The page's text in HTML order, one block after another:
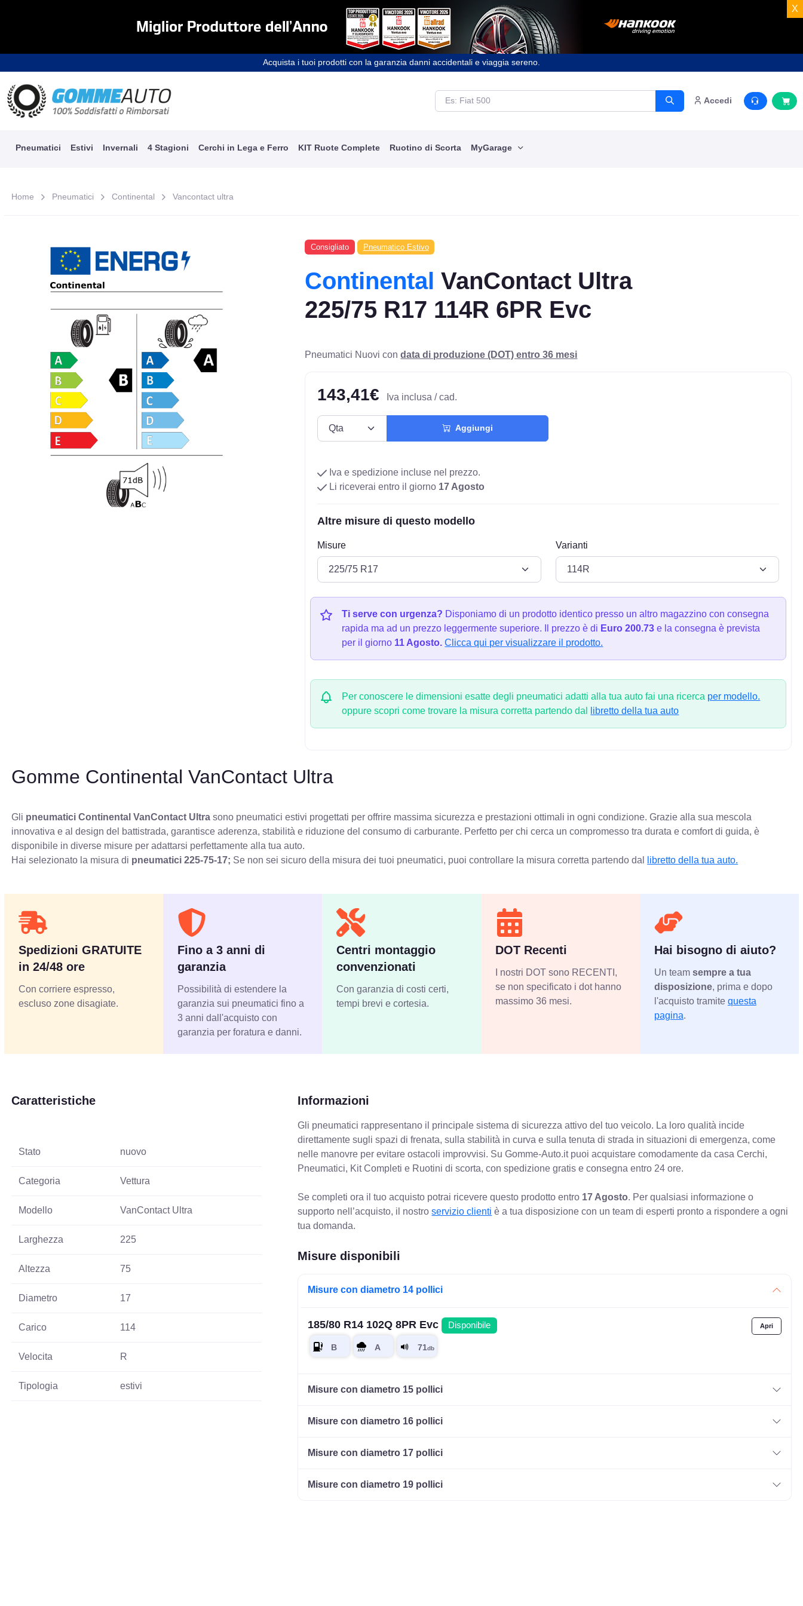
X
Acquista i tuoi prodotti con la garanzia danni accidentali e viaggia sereno.
Accedi
Pneumatici Estivi Invernali 4 Stagioni Cerchi in Lega e Ferro KIT Ruote Complete Ruotino di Scorta MyGarage
Home Pneumatici Continental Vancontact ultra
Consigliato Pneumatico Estivo
Continental VanContact Ultra
225/75 R17 114R 6PR Evc
Pneumatici Nuovi condata di produzione (DOT) entro 36 mesi
143,41€ Iva inclusa / cad.
Aggiungi
Iva e spedizione incluse nel prezzo.
Li riceverai entro il giorno 17 Agosto
Altre misure di questo modello
Misure Varianti
Ti serve con urgenza? Disponiamo di un prodotto identico presso un altro magazzino con consegna
rapida ma ad un prezzo leggermente superiore. Il prezzo è di Euro 200.73 e la consegna è prevista
per il giorno 11 Agosto. Clicca qui per visualizzare il prodotto.
Per conoscere le dimensioni esatte degli pneumatici adatti alla tua auto fai una ricerca per modello.
oppure scopri come trovare la misura corretta partendo dal
libretto della tua auto
Gomme Continental VanContact Ultra
Gli pneumatici Continental VanContact Ultra sono pneumatici estivi progettati per offrire massima sicurezza e prestazioni ottimali in ogni condizione. Grazie alla sua mescola
innovativa e al design del battistrada, garantisce aderenza, stabilità e riduzione del consumo di carburante. Perfetto per chi cerca un compromesso tra durata e comfort di guida, è
disponibile in diverse misure per adattarsi perfettamente alla tua auto.
Hai selezionato la misura di pneumatici225-75-17; Se non sei sicuro della misura dei tuoi pneumatici, puoi controllare la misura corretta partendo dal libretto della tua auto.
Spedizioni GRATUITE
in 24/48 ore
Con corriere espresso,
escluso zone disagiate.
Fino a 3 anni di
garanzia
Possibilità di estendere la
garanzia sui pneumatici fino a
3 anni dall'acquisto con
garanzia per foratura e danni.
Centri montaggio
convenzionati
Con garanzia di costi certi,
tempi brevi e cortesia.
DOT Recenti
I nostri DOT sono RECENTI,
se non specificato i dot hanno
massimo 36 mesi.
Hai bisogno di aiuto?
Un team sempre a tua
disposizione, prima e dopo
l'acquisto tramite questa
pagina.
Caratteristiche
Stato nuovo
Categoria Vettura
Modello VanContact Ultra
Larghezza 225
Altezza 75
Diametro 17
Carico 114
Velocita R
Tipologia estivi
Informazioni
Gli pneumatici rappresentano il principale sistema di sicurezza attivo del tuo veicolo. La loro qualità incide
direttamente sugli spazi di frenata, sulla stabilità in curva e sulla tenuta di strada in situazioni di emergenza, come
nelle manovre per evitare ostacoli improvvisi. Su Gomme-Auto.it puoi acquistare comodamente da casa Cerchi,
Pneumatici, Kit Completi e Ruotini di scorta, con spedizione gratis e consegna entro 24 ore.
Se completi ora il tuo acquisto potrai ricevere questo prodotto entro 17 Agosto. Per qualsiasi informazione o
supporto nell’acquisto, il nostroservizio clienti è a tua disposizione con un team di esperti pronto a rispondere a ogni
tua domanda.
Misure disponibili
Misure con diametro 14 pollici
185/80 R14 102Q 8PR Evc Disponibile
Misure con diametro 15 pollici
Misure con diametro 16 pollici
Misure con diametro 17 pollici
Misure con diametro 19 pollici